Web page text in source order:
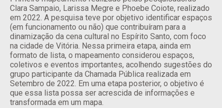
Clara Sampaio, Larissa Megre e Phoebe Coiote, realizado
em 2022. A pesquisa teve por objetivo identificar espaços
(em funcionamento ou não) que contribuíram para a
dinamização da cena cultural no Espírito Santo, com foco
na cidade de Vitória. Nessa primeira etapa, ainda em
formato de lista, o mapeamento considerou espaços,
coletivos e eventos importantes, acolhendo sugestões do
grupo participante da Chamada Pública realizada em
Setembro de 2022. Em uma etapa posterior, o objetivo é
que essa lista possa ser acrescida de informações e
transformada em um mapa.